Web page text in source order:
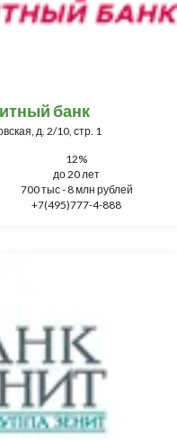
банк
д. 2/10, стр. 1
12%
до 20 лет
700 тыс - 8 млн рублей
+7(495)777-4-888